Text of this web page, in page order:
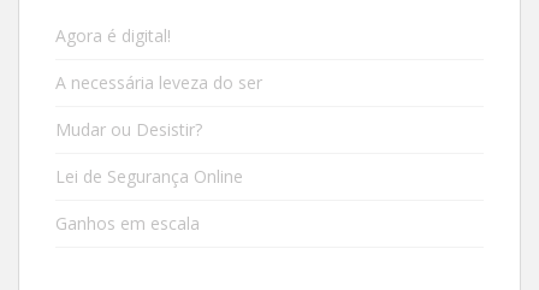
Agora é digital!
A necessária leveza do ser
Mudar ou Desistir?
Lei de Segurança Online
Ganhos em escala